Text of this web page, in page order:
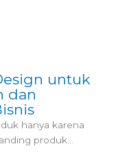
untuk
dan
hanya karena
produk...